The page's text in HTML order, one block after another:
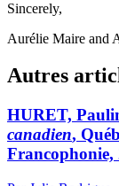
Sincerely,
Aurélie Maire and
Autres
HURET,
canadien,
Francophonie,